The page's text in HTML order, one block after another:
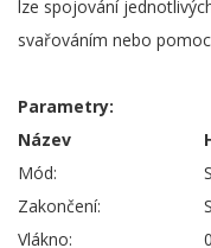
lze spojování
svařováním nebo
Parametry:
Název
Mód:
Zakončení:
Vlákno: